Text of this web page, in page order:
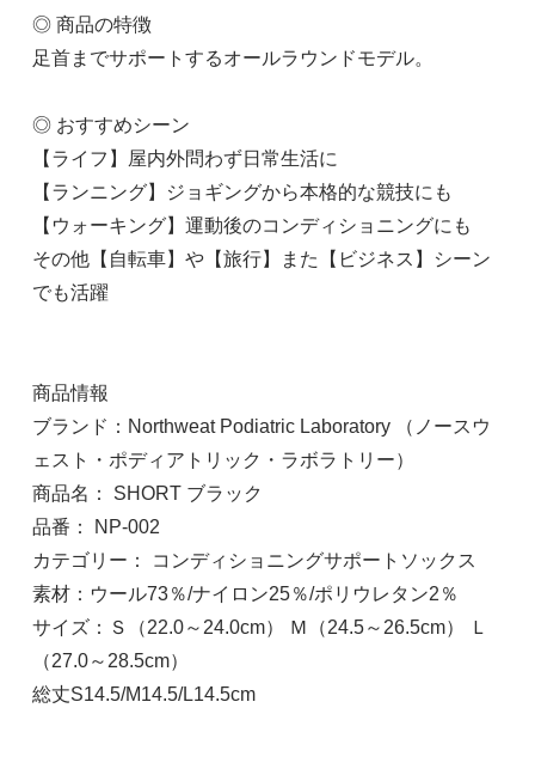
◎ 商品の特徴
足首までサポートするオールラウンドモデル。
◎ おすすめシーン
【ライフ】屋内外問わず日常生活に
【ランニング】ジョギングから本格的な競技にも
【ウォーキング】運動後のコンディショニングにも
その他【自転車】や【旅行】また【ビジネス】シーン
でも活躍
商品情報
ブランド：Northweat Podiatric Laboratory （ノースウ
ェスト・ポディアトリック・ラボラトリー）
商品名： SHORT ブラック
品番： NP-002
カテゴリー： コンディショニングサポートソックス
素材：ウール73％/ナイロン25％/ポリウレタン2％
サイズ：Ｓ（22.0～24.0cm） Ｍ（24.5～26.5cm） Ｌ
（27.0～28.5cm）
総丈S14.5/M14.5/L14.5cm
Ｍ（24.5～26.5cm）
在庫：在庫あり
Ｌ（27.0～28.5cm）
2,970円(本体2,700円、税270円)
在庫：在庫あり